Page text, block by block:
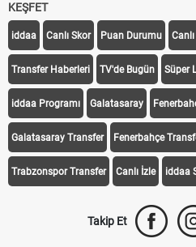
KEŞFET
iddaa Canlı Skor Puan Durumu
Transfer Haberleri TV'de Bugün Süper
iddaa Programı Galatasaray
Galatasaray Transfer Fenerbahçe
Trabzonspor Transfer Canlı İzle iddaa
Takip Et